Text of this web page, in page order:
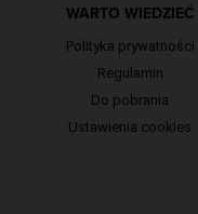
WARTO WIEDZIEĆ
Polityka prywatności
Regulamin
Do pobrania
Ustawienia cookies